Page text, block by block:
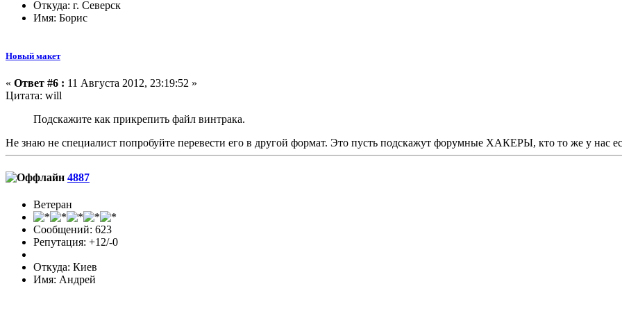
Откуда: г. Северск
Имя: Борис
Новый макет
« Ответ #6 : 11 Августа 2012, 23:19:52 »
Цитата: will
Подскажите как прикрепить файл винтрака.
Не знаю не специалист попробуйте перевести его в другой формат. Это пусть подскажут форумные ХАКЕРЫ, кто то же у нас
4887
Ветеран
Сообщений: 623
Репутация: +12/-0
Откуда: Киев
Имя: Андрей